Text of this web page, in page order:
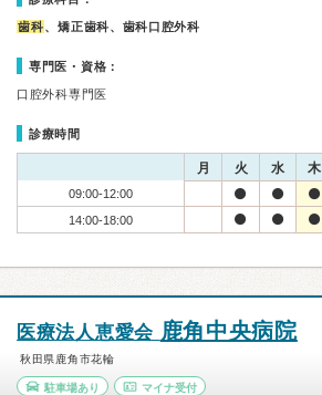
歯科、矯正歯科、歯科口腔外科
専門医・資格：
口腔外科専門医
診療時間
月 火 水 木
09:00-12:00
14:00-18:00
医療法人恵愛会 鹿角中央病院
秋田県鹿角市花輪
駐車場あり マイナ受付